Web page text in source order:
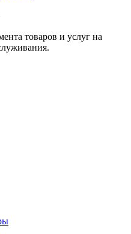
товаров и услуг на